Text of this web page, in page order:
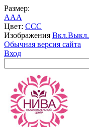
Размер:
AAA
Цвет: CCC
Изображения Вкл.Выкл.
Обычная версия сайта
Вход